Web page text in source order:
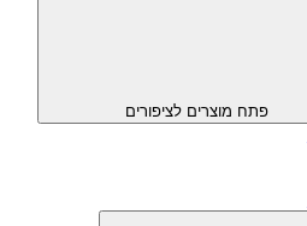
פתח מוצרים לציפורים